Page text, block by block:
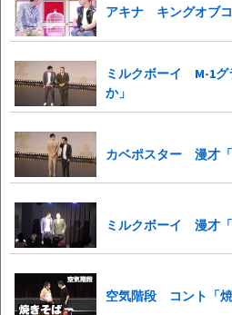
アキナ キングオブコ
ミルクボーイ M-1
か」
カベポスター 漫才「
ミルクボーイ 漫才「
空気階段 コント「焼